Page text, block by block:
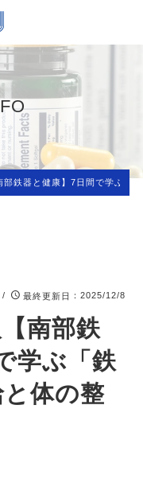
部鉄器と健康】7日間で学ぶ「
/ 最終更新日 ：2025/12/8
南部鉄
学ぶ「鉄
体の整